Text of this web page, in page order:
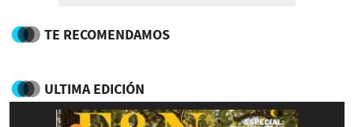
TE RECOMENDAMOS
ULTIMA EDICIÓN